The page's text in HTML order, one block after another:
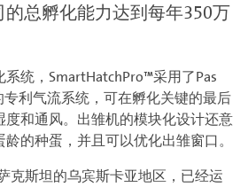
总孵化能力达到每年350万
统，SmartHatchPro™采用了Pas
利气流系统，可在孵化关键的最后
度和通风。出雏机的模块化设计还意
的种蛋，并且可以优化出雏窗口。
克斯坦的乌宾斯卡亚地区，已经运